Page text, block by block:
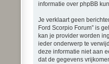
informatie over phpBB
Je verklaart geen
Ford Scorpio Forum” is
kan je provider worden
ieder onderwerp te
deze informatie niet aan
dat de gegevens